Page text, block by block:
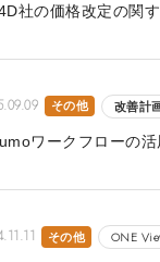
社の価格改定の関
その他 改善計
ワークフローの
その他 ONE